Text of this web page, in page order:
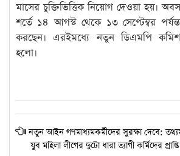
মাসের চুক্তিভিত্তিক নিয়োগ দেওয়া হয়।
শর্তে ১৪ আগস্ট থেকে ১৩ সেপ্টেম্বর
করছেন। এরইমধ্যে নতুন ডিএমপি
হলো।
নতুন আইন গণমাধ্যমকর্মীদের সুরক্ষা দেবে:
যুব মহিলা লীগের দুটো ধারা ত্যাগী কর্মিদের